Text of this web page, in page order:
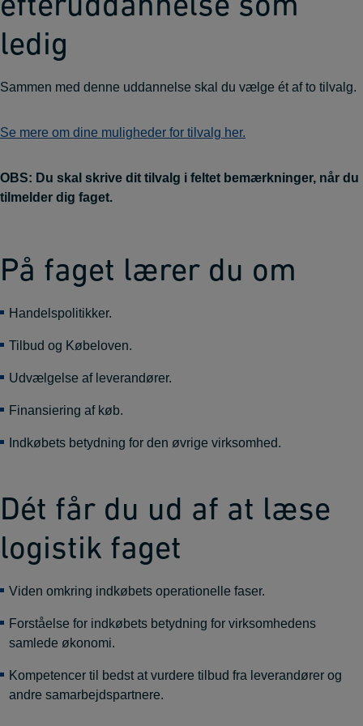
efteruddannelse som
ledig
Sammen med denne uddannelse skal du vælge ét af to tilvalg.
Se mere om dine muligheder for tilvalg her.
OBS: Du skal skrive dit tilvalg i feltet bemærkninger, når du
tilmelder dig faget.
På faget lærer du om
Handelspolitikker.
Tilbud og Købeloven.
Udvælgelse af leverandører.
Finansiering af køb.
Indkøbets betydning for den øvrige virksomhed.
Dét får du ud af at læse
logistik faget
Viden omkring indkøbets operationelle faser.
Forståelse for indkøbets betydning for virksomhedens
samlede økonomi.
Kompetencer til bedst at vurdere tilbud fra leverandører og
andre samarbejdspartnere.